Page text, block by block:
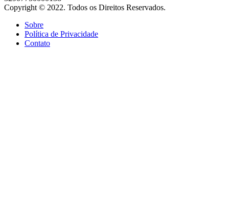
Copyright © 2022. Todos os Direitos Reservados.
Sobre
Política de Privacidade
Contato